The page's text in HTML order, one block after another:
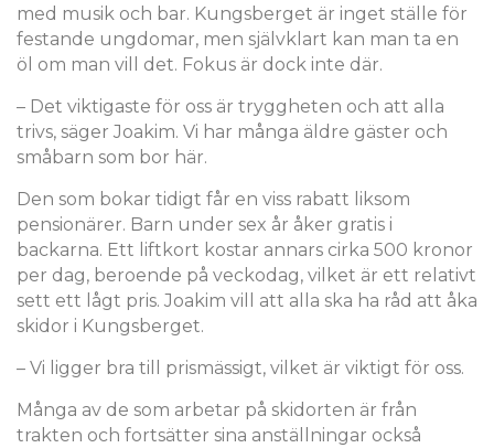
med musik och bar. Kungsberget är inget ställe för
festande ungdomar, men självklart kan man ta en
öl om man vill det. Fokus är dock inte där.
– Det viktigaste för oss är tryggheten och att alla
trivs, säger Joakim. Vi har många äldre gäster och
småbarn som bor här.
Den som bokar tidigt får en viss rabatt liksom
pensionärer. Barn under sex år åker gratis i
backarna. Ett liftkort kostar annars cirka 500 kronor
per dag, beroende på veckodag, vilket är ett relativt
sett ett lågt pris. Joakim vill att alla ska ha råd att åka
skidor i Kungsberget.
– Vi ligger bra till prismässigt, vilket är viktigt för oss.
Många av de som arbetar på skidorten är från
trakten och fortsätter sina anställningar också